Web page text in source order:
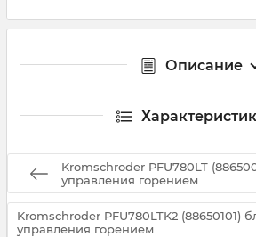
Описание
Kromschroder PFU780LT
управления горением
Kromschroder PFU780LTK2 (88650101)
управления горением